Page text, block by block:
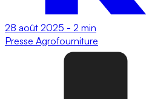
28 août 2025 - 2 min
Presse Agrofourniture